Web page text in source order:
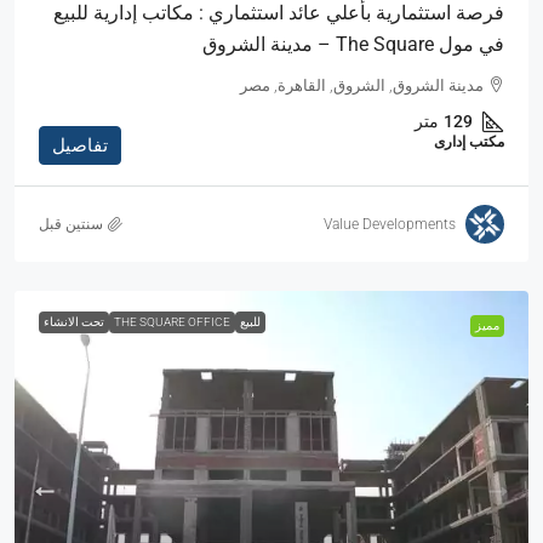
فرصة استثمارية بأعلي عائد استثماري : مكاتب إدارية للبيع
في مول The Square – مدينة الشروق
مدينة الشروق, الشروق, القاهرة, مصر
129 متر
مكتب إدارى تفاصيل
Value Developments ‏سنتين قبل
مميز للبيع THE SQUARE OFFICE تحت الانشاء